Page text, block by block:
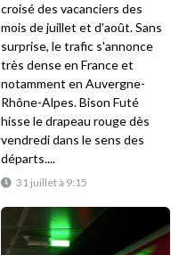
31 juillet à 9:15
croisé des vacanciers des
mois de juillet et d'août. Sans
surprise, le trafic s'annonce
très dense en France et
notamment en Auvergne-
Rhône-Alpes. Bison Futé
hisse le drapeau rouge dès
vendredi dans le sens des
départs....